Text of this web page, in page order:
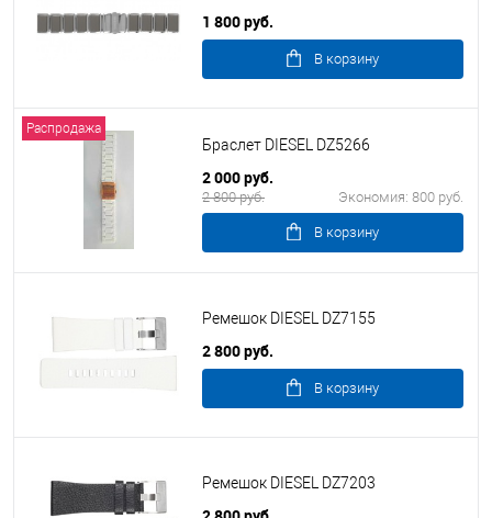
1 800 руб.
В корзину
Распродажа
Браслет DIESEL DZ5266
2 000 руб.
2 800 руб. Экономия: 800 руб.
В корзину
Ремешок DIESEL DZ7155
2 800 руб.
В корзину
Ремешок DIESEL DZ7203